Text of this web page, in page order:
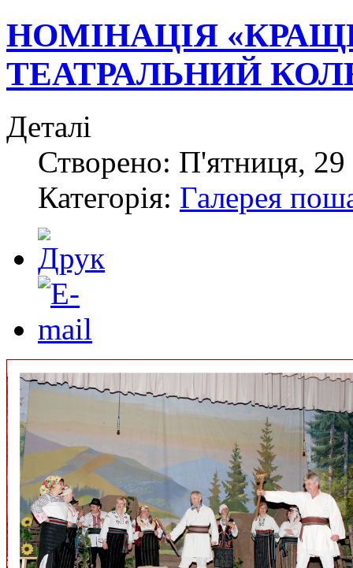
НОМІНАЦІЯ
ТЕАТРАЛЬНИЙ
Деталі
Створено: П'ятниця, 29
Категорія: Галерея